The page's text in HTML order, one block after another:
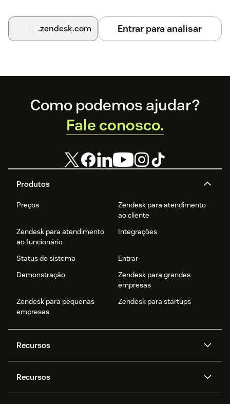
.zendesk.com Entrar para analisar
Footer
Produtos
Preços
Zendesk para atendimento
ao cliente
Zendesk para atendimento
ao funcionário
Integrações
Status do sistema
Entrar
Demonstração
Zendesk para grandes
empresas
Zendesk para pequenas
empresas
Zendesk para startups
Recursos
Zendesk AI
Mensagens e chat em tempo
real
Recursos
Como podemos ajudar?
Fale conosco.